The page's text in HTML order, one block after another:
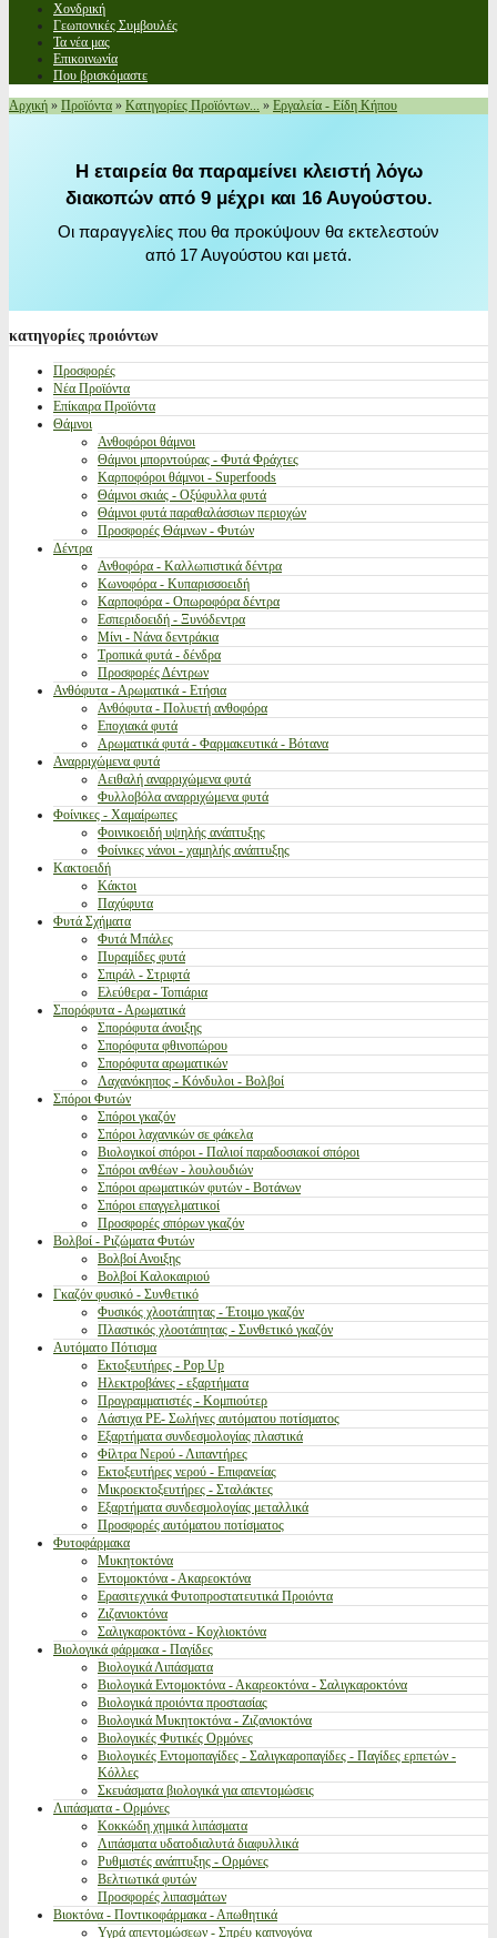
Χονδρική
Γεωπονικές Συμβουλές
Τα νέα μας
Επικοινωνία
Που βρισκόμαστε
Αρχική » Προϊόντα » Κατηγορίες Προϊόντων... » Εργαλεία - Είδη Κήπου
Η εταιρεία θα παραμείνει κλειστή λόγω
διακοπών από 9 μέχρι και 16 Αυγούστου.
Οι παραγγελίες που θα προκύψουν θα εκτελεστούν
από 17 Αυγούστου και μετά.
κατηγορίες προιόντων
Προσφορές
Νέα Προϊόντα
Επίκαιρα Προϊόντα
Θάμνοι
Ανθοφόροι θάμνοι
Θάμνοι μπορντούρας - Φυτά Φράχτες
Καρποφόροι θάμνοι - Superfoods
Θάμνοι σκιάς - Οξύφυλλα φυτά
Θάμνοι φυτά παραθαλάσσιων περιοχών
Προσφορές Θάμνων - Φυτών
Δέντρα
Ανθοφόρα - Καλλωπιστικά δέντρα
Κωνοφόρα - Κυπαρισσοειδή
Καρποφόρα - Οπωροφόρα δέντρα
Εσπεριδοειδή - Ξυνόδεντρα
Μίνι - Νάνα δεντράκια
Τροπικά φυτά - δένδρα
Προσφορές Δέντρων
Ανθόφυτα - Αρωματικά - Ετήσια
Ανθόφυτα - Πολυετή ανθοφόρα
Εποχιακά φυτά
Αρωματικά φυτά - Φαρμακευτικά - Βότανα
Αναρριχώμενα φυτά
Αειθαλή αναρριχώμενα φυτά
Φυλλοβόλα αναρριχώμενα φυτά
Φοίνικες - Χαμαίρωπες
Φοινικοειδή υψηλής ανάπτυξης
Φοίνικες νάνοι - χαμηλής ανάπτυξης
Κακτοειδή
Κάκτοι
Παχύφυτα
Φυτά Σχήματα
Φυτά Μπάλες
Πυραμίδες φυτά
Σπιράλ - Στριφτά
Ελεύθερα - Τοπιάρια
Σπορόφυτα - Αρωματικά
Σπορόφυτα άνοιξης
Σπορόφυτα φθινοπώρου
Σπορόφυτα αρωματικών
Λαχανόκηπος - Κόνδυλοι - Βολβοί
Σπόροι Φυτών
Σπόροι γκαζόν
Σπόροι λαχανικών σε φάκελα
Βιολογικοί σπόροι - Παλιοί παραδοσιακοί σπόροι
Σπόροι ανθέων - λουλουδιών
Σπόροι αρωματικών φυτών - Βοτάνων
Σπόροι επαγγελματικοί
Προσφορές σπόρων γκαζόν
Βολβοί - Ριζώματα Φυτών
Βολβοί Ανοιξης
Βολβοί Καλοκαιριού
Γκαζόν φυσικό - Συνθετικό
Φυσικός χλοοτάπητας - Έτοιμο γκαζόν
Πλαστικός χλοοτάπητας - Συνθετικό γκαζόν
Αυτόματο Πότισμα
Εκτοξευτήρες - Pop Up
Ηλεκτροβάνες - εξαρτήματα
Προγραμματιστές - Κομπιούτερ
Λάστιχα PE- Σωλήνες αυτόματου ποτίσματος
Εξαρτήματα συνδεσμολογίας πλαστικά
Φίλτρα Νερού - Λιπαντήρες
Εκτοξευτήρες νερού - Επιφανείας
Μικροεκτοξευτήρες - Σταλάκτες
Εξαρτήματα συνδεσμολογίας μεταλλικά
Προσφορές αυτόματου ποτίσματος
Φυτοφάρμακα
Μυκητοκτόνα
Εντομοκτόνα - Ακαρεοκτόνα
Ερασιτεχνικά Φυτοπροστατευτικά Προιόντα
Ζιζανιοκτόνα
Σαλιγκαροκτόνα - Κοχλιοκτόνα
Βιολογικά φάρμακα - Παγίδες
Βιολογικά Λιπάσματα
Βιολογικά Εντομοκτόνα - Ακαρεοκτόνα - Σαλιγκαροκτόνα
Βιολογικά προιόντα προστασίας
Βιολογικά Μυκητοκτόνα - Ζιζανιοκτόνα
Βιολογικές Φυτικές Ορμόνες
Βιολογικές Εντομοπαγίδες - Σαλιγκαροπαγίδες - Παγίδες ερπετών -
Κόλλες
Σκευάσματα βιολογικά για απεντομώσεις
Λιπάσματα - Ορμόνες
Κοκκώδη χημικά λιπάσματα
Λιπάσματα υδατοδιαλυτά διαφυλλικά
Ρυθμιστές ανάπτυξης - Ορμόνες
Βελτιωτικά φυτών
Προσφορές λιπασμάτων
Βιοκτόνα - Ποντικοφάρμακα - Απωθητικά
Υγρά απεντομώσεων - Σπρέυ καπνογόνα